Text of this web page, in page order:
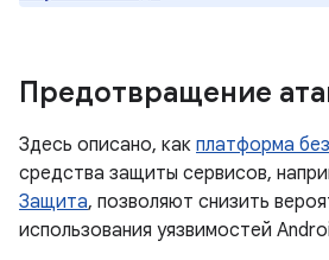
Предотвращение
Здесь описано, как платформа
средства защиты сервисов,
Защита, позволяют снизить
использования уязвимостей